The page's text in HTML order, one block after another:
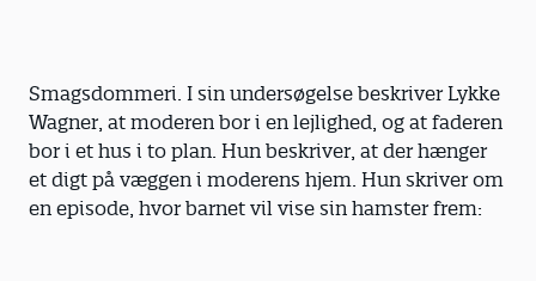
Smagsdommeri. I sin undersøgelse beskriver Lykke
Wagner, at moderen bor i en lejlighed, og at faderen
bor i et hus i to plan. Hun beskriver, at der hænger
et digt på væggen i moderens hjem. Hun skriver om
en episode, hvor barnet vil vise sin hamster frem: